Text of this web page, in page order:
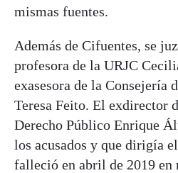
mismas fuentes.
Además de Cifuentes, se
profesora de la URJC
exasesora de la Consejería
Teresa Feito. El exdirector
Derecho Público Enrique
los acusados y que dirigía
falleció en abril de 2019 en